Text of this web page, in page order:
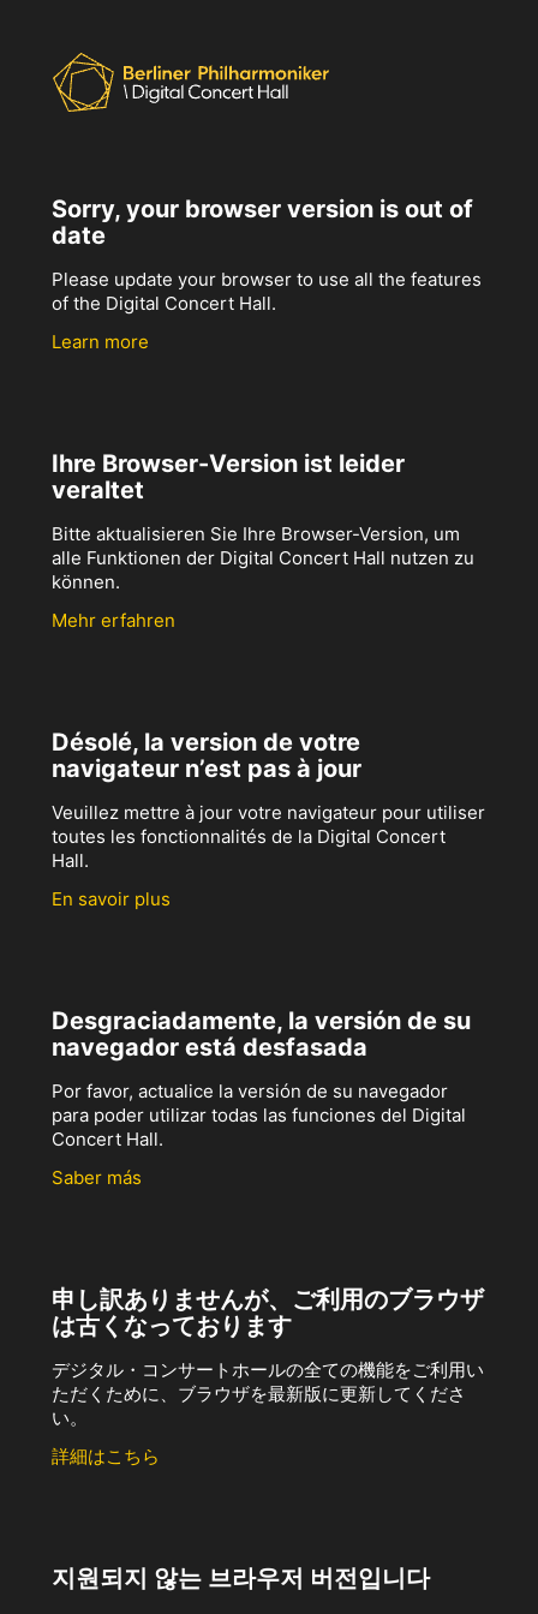
Sorry, your browser version is out of
date
Please update your browser to use all the features
of the Digital Concert Hall.
Learn more
Ihre Browser-Version ist leider
veraltet
Bitte aktualisieren Sie Ihre Browser-Version, um
alle Funktionen der Digital Concert Hall nutzen zu
können.
Mehr erfahren
Désolé, la version de votre
navigateur n’est pas à jour
Veuillez mettre à jour votre navigateur pour utiliser
toutes les fonctionnalités de la Digital Concert
Hall.
En savoir plus
Desgraciadamente, la versión de su
navegador está desfasada
Por favor, actualice la versión de su navegador
para poder utilizar todas las funciones del Digital
Concert Hall.
Saber más
申し訳ありませんが、ご利用のブラウザ
は古くなっております
デジタル・コンサートホールの全ての機能をご利用い
ただくために、ブラウザを最新版に更新してくださ
い。
詳細はこちら
지원되지 않는 브라우저 버전입니다